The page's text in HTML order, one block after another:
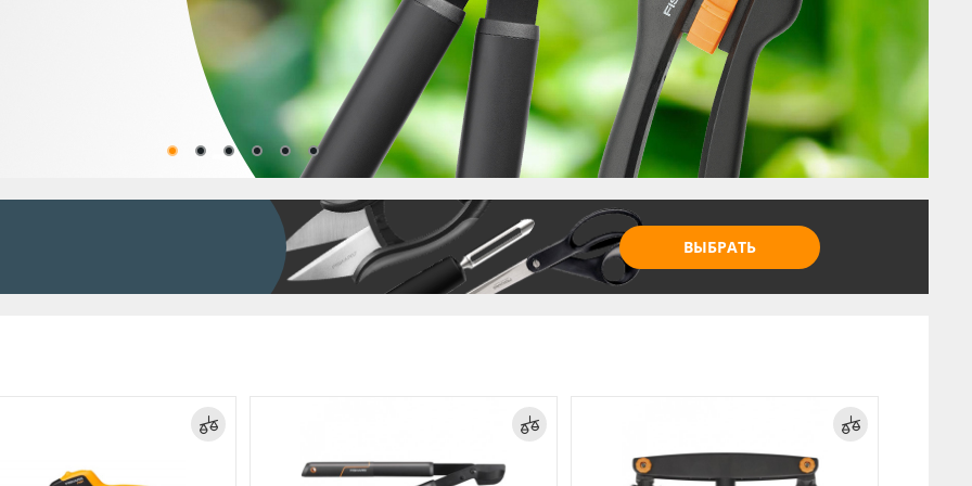
Садово-посадочный инструмент Инструменты по уходу за почвой
Инструменты для автомобиля Инструменты для уборки снега
Инструменты для уборки участка Аксессуары
ВЫБРАТЬ